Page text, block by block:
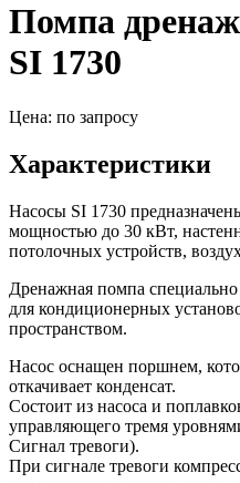
Помпа
SI 1730
Цена: по запросу
Характеристики
Насосы SI 1730
мощностью до 30 кВт,
потолочных устройств,
Дренажная помпа специально
для кондиционерных
пространством.
Насос оснащен поршнем,
откачивает конденсат.
Состоит из насоса и
управляющего тремя
Сигнал тревоги).
При сигнале тревоги